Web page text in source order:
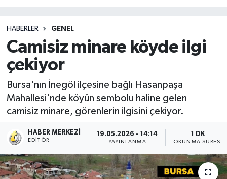
HABERLER GENEL
Camisiz minare köyde ilgi
çekiyor
Bursa'nın İnegöl ilçesine bağlı Hasanpaşa
Mahallesi'nde köyün sembolu haline gelen
camisiz minare, görenlerin ilgisini çekiyor.
HABER MERKEZI
EDITÖR
19.05.2026 - 14:14
YAYINLANMA
1 DK
OKUNMA SÜRESI
Ulusal Haberler
Vefat Edenler